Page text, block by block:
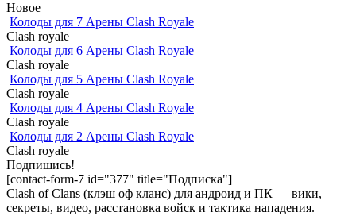
Новое
Колоды для 7 Арены Clash Royale
Clash royale
Колоды для 6 Арены Clash Royale
Clash royale
Колоды для 5 Арены Clash Royale
Clash royale
Колоды для 4 Арены Clash Royale
Clash royale
Колоды для 2 Арены Clash Royale
Clash royale
Подпишись!
[contact-form-7 id="377" title="Подписка"]
Clash of Clans (клэш оф кланс) для андроид и ПК — вики,
секреты, видео, расстановка войск и тактика нападения.